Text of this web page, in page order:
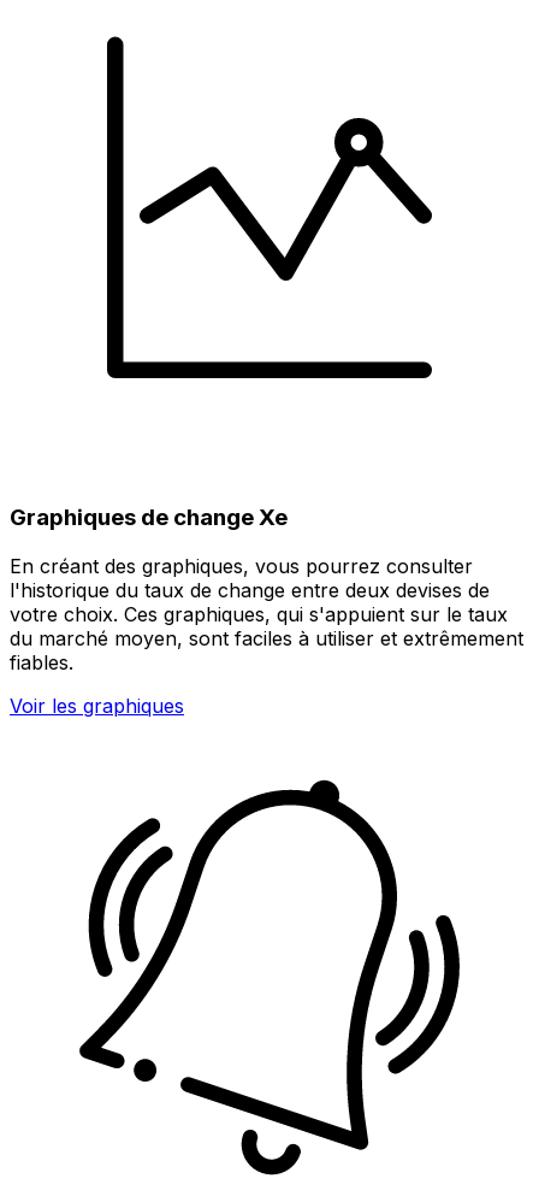
Graphiques de change Xe
En créant des graphiques, vous pourrez consulter
l'historique du taux de change entre deux devises de
votre choix. Ces graphiques, qui s'appuient sur le taux
du marché moyen, sont faciles à utiliser et extrêmement
fiables.
Voir les graphiques